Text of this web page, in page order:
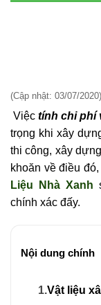
(Cập nhật: 03/07/2020)
Việc tính chi phí
trọng khi xây
thi công, xây
khoăn về điều
Liệu Nhà Xanh
chính xác đấy.
Nội dung chính
1.Vật liệu